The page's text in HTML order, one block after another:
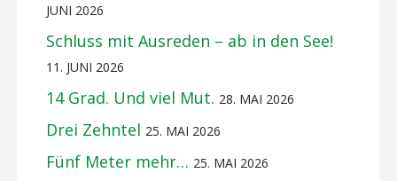
JUNI 2026
Schluss mit Ausreden – ab in den See!
11. JUNI 2026
14 Grad. Und viel Mut. 28. MAI 2026
Drei Zehntel 25. MAI 2026
Fünf Meter mehr… 25. MAI 2026